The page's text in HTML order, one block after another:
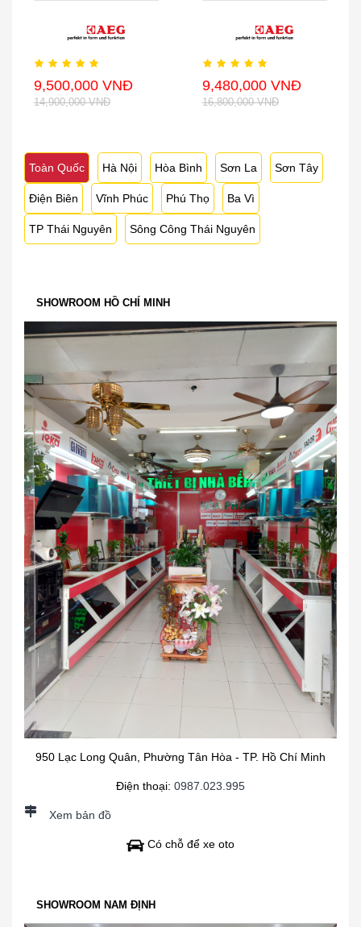
9,500,000 VNĐ
14,900,000 VNĐ
9,480,000 VNĐ
16,800,000 VNĐ
Toàn Quốc Hà Nội Hòa Bình Sơn La Sơn Tây
Điện Biên Vĩnh Phúc Phú Thọ Ba Vì
TP Thái Nguyên Sông Công Thái Nguyên
SHOWROOM HỒ CHÍ MINH
950 Lạc Long Quân, Phường Tân Hòa - TP. Hồ Chí Minh
Điện thoại: 0987.023.995
Xem bản đồ
Có chỗ để xe oto
SHOWROOM NAM ĐỊNH